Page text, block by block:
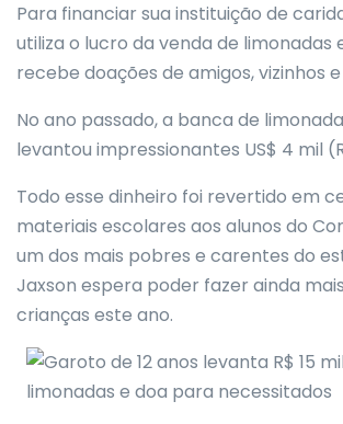
Para financiar sua instituição de
utiliza o lucro da venda de limonadas
recebe doações de amigos, vizinhos
No ano passado, a banca de
levantou impressionantes US$ 4 mil
Todo esse dinheiro foi revertido em
materiais escolares aos alunos do
um dos mais pobres e carentes do
Jaxson espera poder fazer ainda
crianças este ano.